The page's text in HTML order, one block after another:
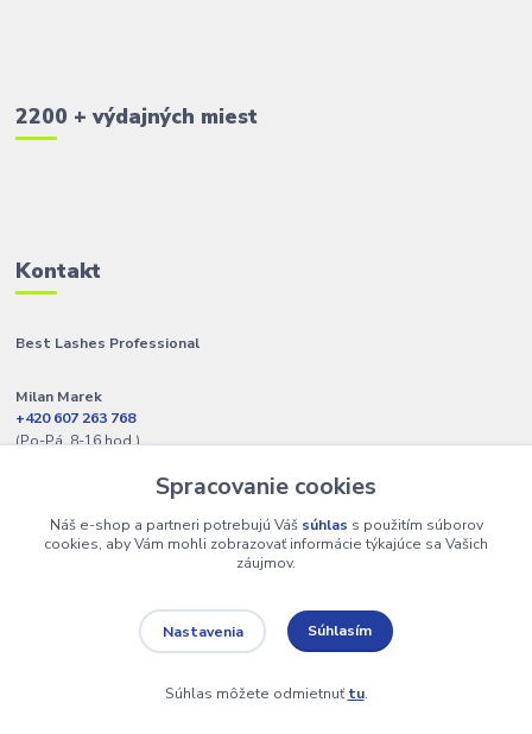
2200 + výdajných miest
Kontakt
Best Lashes Professional
Milan Marek
+420 607 263 768
(Po-Pá, 8-16 hod.)
info@best-lashes.sk
Copyright © 2009 - 2025 Best Lashes Professional • Na UX & Web
Vytvorené na
Eshop-rychlo.sk
Spracovanie cookies
Náš e-shop a partneri potrebujú Váš súhlas s použitím súborov
cookies, aby Vám mohli zobrazovať informácie týkajúce sa Vašich
záujmov.
Nastavenia Súhlasím
Súhlas môžete odmietnuťtu.